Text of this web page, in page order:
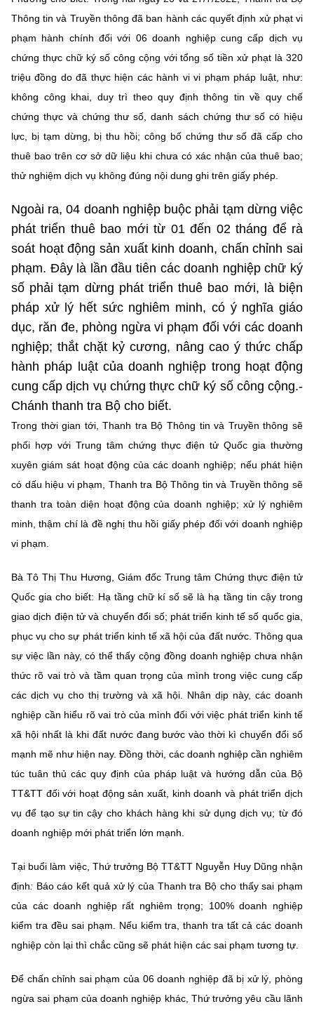
Chọn ngôn ngữ
Vietnamese English
MINISTRY OF SCIENCE AND TECHNOLOGY
Chịu trách nhiệm nội dung: Nguyễn Thị Hải Hằng
Giám đốc Trung tâm Truyền thông Khoa học và Công nghệ.
Địa chỉ: Ban Biên tập Cổng TTĐT - 18 Nguyễn Du, TP. Hà Nội
Điện thoại: 024 3936 9506
Email:stc@mst.gov.vn
©2026 Bản quyền thuộc Bộ Khoa Học và Công Nghệ
(Ghi rõ nguồn "https://mst.gov.vn" khi phát hành lại thông tin từ
website này)
Thông tin và Truyền thông đã ban hành các quyết định xử phạt vi
phạm hành chính đối với 06 doanh nghiệp cung cấp dịch vụ
chứng thực chữ ký số công cộng với tổng số tiền xử phạt là 320
triệu đồng do đã thực hiện các hành vi vi phạm pháp luật, như:
không công khai, duy trì theo quy định thông tin về quy chế
chứng thực và chứng thư số, danh sách chứng thư số có hiệu
lực, bị tạm dừng, bị thu hồi; công bố chứng thư số đã cấp cho
thuê bao trên cơ sở dữ liệu khi chưa có xác nhận của thuê bao;
thử nghiệm dịch vụ không đúng nội dung ghi trên giấy phép.
Ngoài ra, 04 doanh nghiệp buộc phải tạm dừng việc
phát triển thuê bao mới từ 01 đến 02 tháng để rà
soát hoạt động sản xuất kinh doanh, chấn chỉnh sai
phạm. Đây là lần đầu tiên các doanh nghiệp chữ ký
số phải tạm dừng phát triển thuê bao mới, là biện
pháp xử lý hết sức nghiêm minh, có ý nghĩa giáo
dục, răn đe, phòng ngừa vi phạm đối với các doanh
nghiệp; thắt chặt kỷ cương, nâng cao ý thức chấp
hành pháp luật của doanh nghiệp trong hoạt động
cung cấp dịch vụ chứng thực chữ ký số công cộng.-
Chánh thanh tra Bộ cho biết.
Trong thời gian tới, Thanh tra Bộ Thông tin và Truyền thông sẽ
phối hợp với Trung tâm chứng thực điện tử Quốc gia thường
xuyên giám sát hoạt động của các doanh nghiệp; nếu phát hiện
có dấu hiệu vi phạm, Thanh tra Bộ Thông tin và Truyền thông sẽ
thanh tra toàn diện hoạt động của doanh nghiệp; xử lý nghiêm
minh, thậm chí là đề nghị thu hồi giấy phép đối với doanh nghiệp
vi phạm.
Bà Tô Thị Thu Hương, Giám đốc Trung tâm Chứng thực điện tử
Quốc gia cho biết: Hạ tầng chữ kí số sẽ là hạ tầng tin cậy trong
giao dịch điện tử và chuyển đổi số; phát triển kinh tế số quốc gia,
phục vụ cho sự phát triển kinh tế xã hội của đất nước. Thông qua
sự việc lần này, có thể thấy cộng đồng doanh nghiệp chưa nhận
thức rõ vai trò và tầm quan trọng của mình trong việc cung cấp
các dịch vụ cho thị trường và xã hội. Nhân dịp này, các doanh
nghiệp cần hiểu rõ vai trò của mình đối với việc phát triển kinh tế
xã hội nhất là khi đất nước đang bước vào thời kì chuyển đổi số
mạnh mẽ như hiện nay. Đồng thời, các doanh nghiệp cần nghiêm
túc tuân thủ các quy định của pháp luật và hướng dẫn của Bộ
TT&TT đối với hoạt động sản xuất, kinh doanh và phát triển dịch
vụ để tạo sự tin cậy cho khách hàng khi sử dụng dịch vụ; từ đó
doanh nghiệp mới phát triển lớn mạnh.
Tại buổi làm việc, Thứ trưởng Bộ TT&TT Nguyễn Huy Dũng nhận
định: Báo cáo kết quả xử lý của Thanh tra Bộ cho thấy sai phạm
của các doanh nghiệp rất nghiêm trọng; 100% doanh nghiệp
kiểm tra đều sai phạm. Nếu kiểm tra, thanh tra tất cả các doanh
nghiệp còn lại thì chắc cũng sẽ phát hiện các sai phạm tương tự.
Để chấn chỉnh sai phạm của 06 doanh nghiệp đã bị xử lý, phòng
ngừa sai phạm của doanh nghiệp khác, Thứ trưởng yêu cầu lãnh